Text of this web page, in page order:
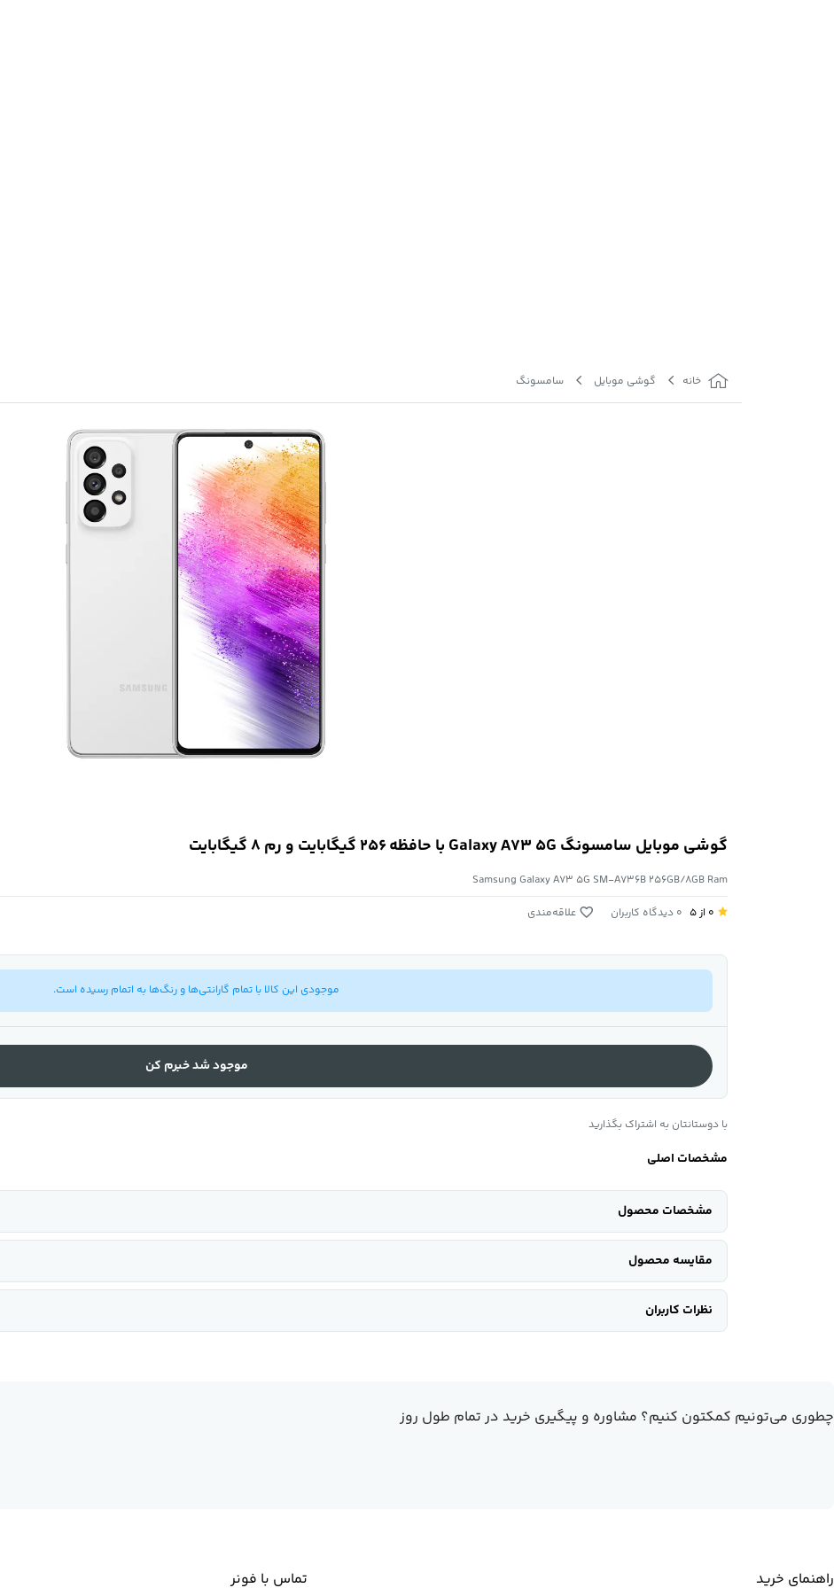
خانه گوشی موبایل سامسونگ
گوشی موبایل سامسونگ Galaxy A73 5G با حافظه 256 گیگابایت و رم 8 گیگابایت
Samsung Galaxy A73 5G SM-A736B 256GB/8GB Ram
0 از ۵
0 دیدگاه کاربران علاقه‌مندی
موجودی این کالا با تمام گارانتی‌ها و رنگ‌ها به اتمام رسیده است.
موجود شد خبرم کن
با دوستانتان به اشتراک بگذارید
مشخصات اصلی
مشخصات محصول
مقایسه محصول
نظرات کاربران
چطوری می‌تونیم کمکتون کنیم؟ مشاوره و پیگیری خرید در تمام طول روز
راهنمای خرید تماس با فونر